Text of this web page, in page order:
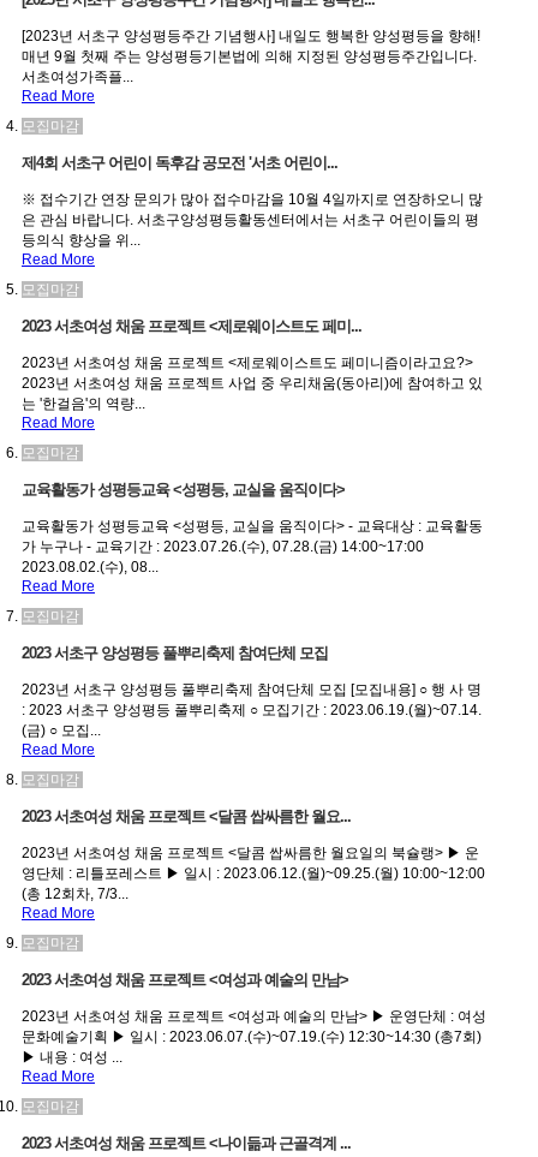
[2023년 서초구 양성평등주간 기념행사] 내일도 행복한 양성평등을 향해!
매년 9월 첫째 주는 양성평등기본법에 의해 지정된 양성평등주간입니다.
서초여성가족플...
Read More
모집마감
제4회 서초구 어린이 독후감 공모전 '서초 어린이...
※ 접수기간 연장 문의가 많아 접수마감을 10월 4일까지로 연장하오니 많
은 관심 바랍니다. 서초구양성평등활동센터에서는 서초구 어린이들의 평
등의식 향상을 위...
Read More
모집마감
2023 서초여성 채움 프로젝트 <제로웨이스트도 페미...
2023년 서초여성 채움 프로젝트 <제로웨이스트도 페미니즘이라고요?>
2023년 서초여성 채움 프로젝트 사업 중 우리채움(동아리)에 참여하고 있
는 '한걸음'의 역량...
Read More
모집마감
교육활동가 성평등교육 <성평등, 교실을 움직이다>
교육활동가 성평등교육 <성평등, 교실을 움직이다> - 교육대상 : 교육활동
가 누구나 - 교육기간 : 2023.07.26.(수), 07.28.(금) 14:00~17:00
2023.08.02.(수), 08...
Read More
모집마감
2023 서초구 양성평등 풀뿌리축제 참여단체 모집
2023년 서초구 양성평등 풀뿌리축제 참여단체 모집 [모집내용] ○ 행 사 명
: 2023 서초구 양성평등 풀뿌리축제 ○ 모집기간 : 2023.06.19.(월)~07.14.
(금) ○ 모집...
Read More
모집마감
2023 서초여성 채움 프로젝트 <달콤 쌉싸름한 월요...
2023년 서초여성 채움 프로젝트 <달콤 쌉싸름한 월요일의 북슐랭> ▶ 운
영단체 : 리틀포레스트 ▶ 일시 : 2023.06.12.(월)~09.25.(월) 10:00~12:00
(총 12회차, 7/3...
Read More
모집마감
2023 서초여성 채움 프로젝트 <여성과 예술의 만남>
2023년 서초여성 채움 프로젝트 <여성과 예술의 만남> ▶ 운영단체 : 여성
문화예술기획 ▶ 일시 : 2023.06.07.(수)~07.19.(수) 12:30~14:30 (총7회)
▶ 내용 : 여성 ...
Read More
모집마감
2023 서초여성 채움 프로젝트 <나이듦과 근골격계 ...